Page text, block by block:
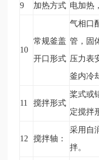
9 加热方式 电加热
10
常规釜盖
开口形式
气相口
管，固
压力表
釜内冷
11 搅拌形式
桨式或
定搅拌
12 搅拌轴：
采用自
拌。